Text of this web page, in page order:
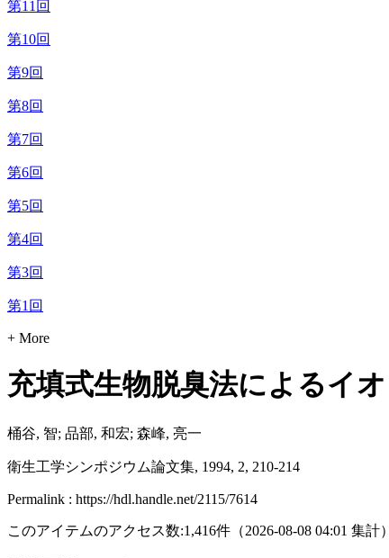
第11回
第10回
第9回
第8回
第7回
第6回
第5回
第4回
第3回
第1回
+ More
充填式生物脱臭法によるイ
桶谷, 智; 品部, 和宏; 森峰, 亮一
衛生工学シンポジウム論文集, 1994, 2, 210-214
Permalink : https://hdl.handle.net/2115/7614
このアイテムのアクセス数:1,416件 （2026-08-08 04:01 集計）